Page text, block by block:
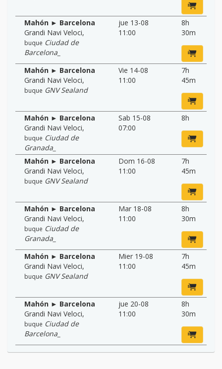
Mahón ► Barcelona
Grandi Navi Veloci,
buque Ciudad de
Barcelona_
jue 13-08
11:00
8h
30m
Mahón ► Barcelona
Grandi Navi Veloci,
buque GNV Sealand
Vie 14-08
11:00
7h
45m
Mahón ► Barcelona
Grandi Navi Veloci,
buque Ciudad de
Granada_
Sab 15-08
07:00
8h
Mahón ► Barcelona
Grandi Navi Veloci,
buque GNV Sealand
Dom 16-08
11:00
7h
45m
Mahón ► Barcelona
Grandi Navi Veloci,
buque Ciudad de
Granada_
Mar 18-08
11:00
8h
30m
Mahón ► Barcelona
Grandi Navi Veloci,
buque GNV Sealand
Mier 19-08
11:00
7h
45m
Mahón ► Barcelona
Grandi Navi Veloci,
buque Ciudad de
Barcelona_
jue 20-08
11:00
8h
30m